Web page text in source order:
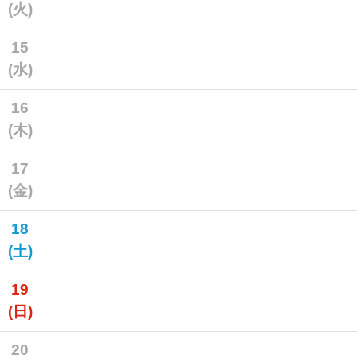
(火)
15
(水)
16
(木)
17
(金)
18
(土)
19
(日)
20